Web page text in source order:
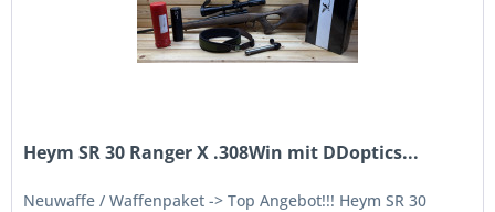
Heym SR 30 Ranger X .308Win mit DDoptics...
Neuwaffe / Waffenpaket -> Top Angebot!!! Heym SR 30